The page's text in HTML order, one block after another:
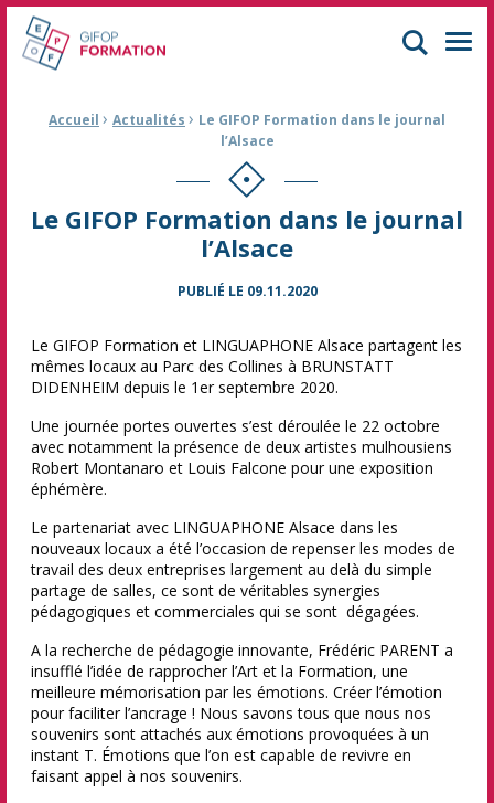
GIFOP Formation Centre de formation continue à Mulhouse
Fil d'Ariane :
Accueil › Actualités › Le GIFOP Formation dans le journal
l’Alsace
Le GIFOP Formation dans le journal
l’Alsace
PUBLIÉ LE 09.11.2020
Le GIFOP Formation et LINGUAPHONE Alsace partagent les
mêmes locaux au Parc des Collines à BRUNSTATT
DIDENHEIM depuis le 1er septembre 2020.
Une journée portes ouvertes s’est déroulée le 22 octobre
avec notamment la présence de deux artistes mulhousiens
Robert Montanaro et Louis Falcone pour une exposition
éphémère.
Le partenariat avec LINGUAPHONE Alsace dans les
nouveaux locaux a été l’occasion de repenser les modes de
travail des deux entreprises largement au delà du simple
partage de salles, ce sont de véritables synergies
pédagogiques et commerciales qui se sont dégagées.
A la recherche de pédagogie innovante, Frédéric PARENT a
insufflé l’idée de rapprocher l’Art et la Formation, une
meilleure mémorisation par les émotions. Créer l’émotion
pour faciliter l’ancrage ! Nous savons tous que nous nos
souvenirs sont attachés aux émotions provoquées à un
instant T. Émotions que l’on est capable de revivre en
faisant appel à nos souvenirs.